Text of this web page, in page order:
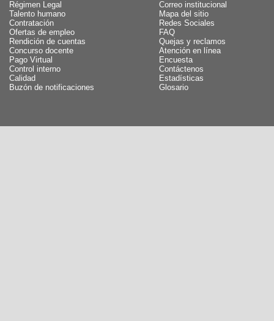
Régimen Legal
Talento humano
Contratación
Ofertas de empleo
Rendición de cuentas
Concurso docente
Pago Virtual
Control interno
Calidad
Buzón de notificaciones
Correo institucional
Mapa del sitio
Redes Sociales
FAQ
Quejas y reclamos
Atención en línea
Encuesta
Contáctenos
Estadísticas
Glosario